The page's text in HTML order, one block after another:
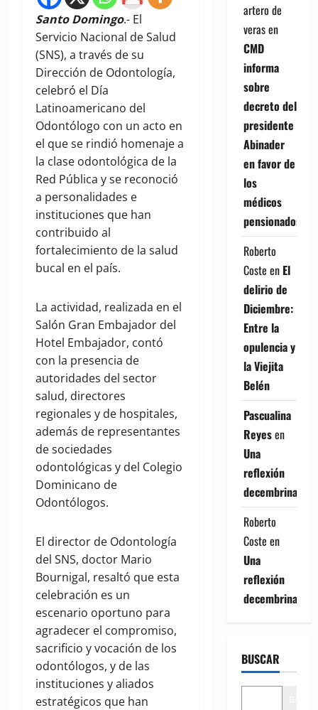
Santo Domingo.- El
Servicio Nacional de Salud
(SNS), a través de su
Dirección de Odontología,
celebró el Día
Latinoamericano del
Odontólogo con un acto en
el que se rindió homenaje a
la clase odontológica de la
Red Pública y se reconoció
a personalidades e
instituciones que han
contribuido al
fortalecimiento de la salud
bucal en el país.
La actividad, realizada en el
Salón Gran Embajador del
Hotel Embajador, contó
con la presencia de
autoridades del sector
salud, directores
regionales y de hospitales,
además de representantes
de sociedades
odontológicas y del Colegio
Dominicano de
Odontólogos.
El director de Odontología
del SNS, doctor Mario
Bournigal, resaltó que esta
celebración es un
escenario oportuno para
agradecer el compromiso,
sacrificio y vocación de los
odontólogos, y de las
instituciones y aliados
estratégicos que han
artero de
verasen
CMD
informa
sobre
decreto del
presidente
Abinader
en favor de
los
médicos
pensionados
Roberto
Coste en El
delirio de
Diciembre:
Entre la
opulencia y
la Viejita
Belén
Pascualina
Reyesen
Una
reflexión
decembrina
Roberto
Coste en
Una
reflexión
decembrina
BUSCAR